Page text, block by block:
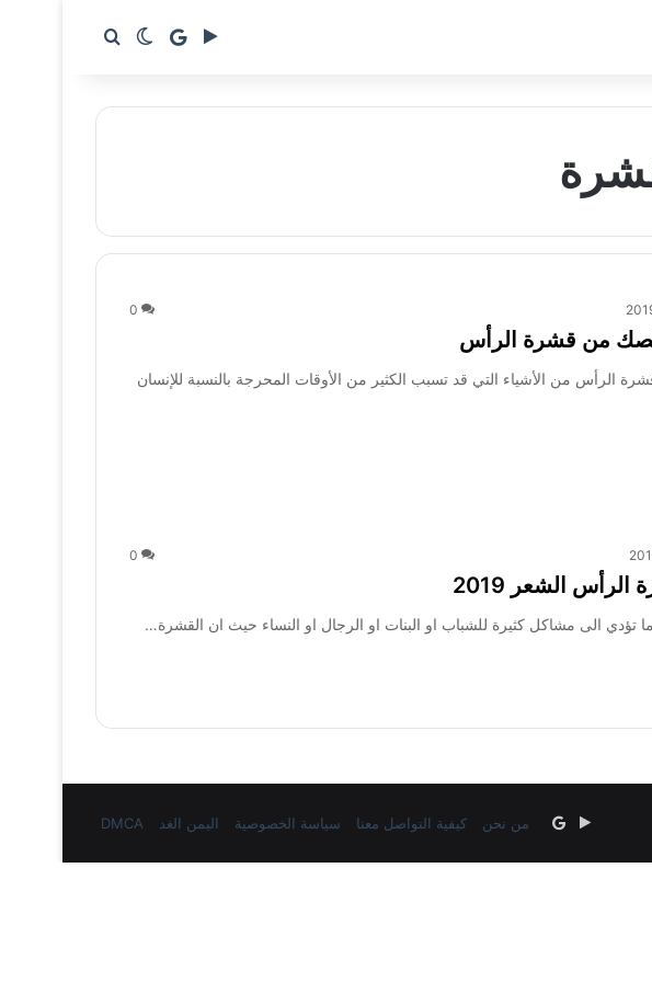
‏Google Play
google news
الوضع المظلم
بحث عن
0
الرأس من الأشياء التي قد تسبب الكثير من الأوقات المحرجة بالنسبة للإنسان
0
الشعر 2019
تؤدي الى مشاكل كثيرة للشباب او البنات او الرجال او النساء حيث ان القشرة…
من نحن كيفية التواصل معنا سياسة الخصوصية اليمن الغد DMCA
‏Google
google